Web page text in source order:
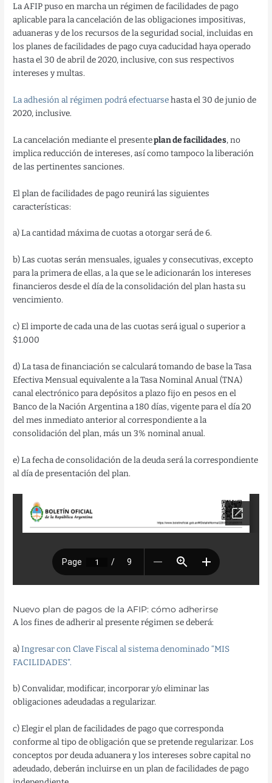
La AFIP puso en marcha un régimen de facilidades de pago
aplicable para la cancelación de las obligaciones impositivas,
aduaneras y de los recursos de la seguridad social, incluidas en
los planes de facilidades de pago cuya caducidad haya operado
hasta el 30 de abril de 2020, inclusive, con sus respectivos
intereses y multas.
La adhesión al régimen podrá efectuarsehasta el 30 de junio de
2020, inclusive.
La cancelación mediante el presenteplan de facilidades, no
implica reducción de intereses, así como tampoco la liberación
de las pertinentes sanciones.
El plan de facilidades de pago reunirá las siguientes
características:
a) La cantidad máxima de cuotas a otorgar será de 6.
b) Las cuotas serán mensuales, iguales y consecutivas, excepto
para la primera de ellas, a la que se le adicionarán los intereses
financieros desde el día de la consolidación del plan hasta su
vencimiento.
c) El importe de cada una de las cuotas será igual o superior a
$1.000
d) La tasa de financiación se calculará tomando de base la Tasa
Efectiva Mensual equivalente a la Tasa Nominal Anual (TNA)
canal electrónico para depósitos a plazo fijo en pesos en el
Banco de la Nación Argentina a 180 días, vigente para el día 20
del mes inmediato anterior al correspondiente a la
consolidación del plan, más un 3% nominal anual.
e) La fecha de consolidación de la deuda será la correspondiente
al día de presentación del plan.
Nuevo plan de pagos de la AFIP: cómo adherirse
A los fines de adherir al presente régimen se deberá:
a)Ingresar con Clave Fiscal al sistema denominado “MIS
FACILIDADES”.
b) Convalidar, modificar, incorporar y/o eliminar las
obligaciones adeudadas a regularizar.
c) Elegir el plan de facilidades de pago que corresponda
conforme al tipo de obligación que se pretende regularizar. Los
conceptos por deuda aduanera y los intereses sobre capital no
adeudado, deberán incluirse en un plan de facilidades de pago